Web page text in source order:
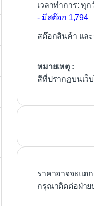
เวลาทำการ: ทุก
- มีสต๊อก 1,794
สต๊อกสินค้า และ
หมายเหตุ :
สีที่ปรากฏบนเว็
ราคาอาจจะแต
กรุณาติดต่อฝ่าย